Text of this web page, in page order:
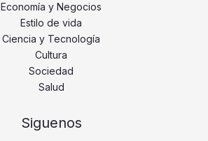
Economía y Negocios
Estilo de vida
Ciencia y Tecnología
Cultura
Sociedad
Salud
Siguenos